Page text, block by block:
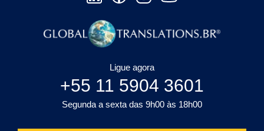
Ligue agora
+55 11 5904 3601
Segunda a sexta das 9h00 às 18h00